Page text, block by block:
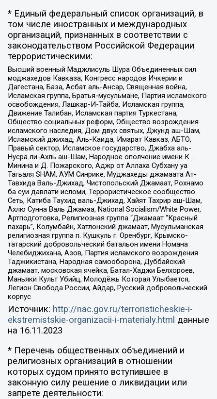
* Единый федеральный список организаций, в
том числе иностранных и международных
организаций, признанных в соответствии с
законодательством Российской Федерации
террористическими:
Высший военный Маджлисуль Шура Объединенных сил
моджахедов Кавказа, Конгресс народов Ичкерии и
Дагестана, База, Асбат аль-Ансар, Священная война,
Исламская группа, Братья-мусульмане, Партия исламского
освобождения, Лашкар-И-Тайба, Исламская группа,
Движение Талибан, Исламская партия Туркестана,
Общество социальных реформ, Общество возрождения
исламского наследия, Дом двух святых, Джунд аш-Шам,
Исламский джихад, Аль-Каида, Имарат Кавказ, АБТО,
Правый сектор, Исламское государство, Джабха аль-
Нусра ли-Ахль аш-Шам, Народное ополчение имени К.
Минина и Д. Пожарского, Аджр от Аллаха Субхану уа
Тагьаля SHAM, АУМ Синрике, Муджахеды джамаата Ат-
Тавхида Валь-Джихад, Чистопольский Джамаат, Рохнамо
ба суи давлати исломи, Террористическое сообщество
Сеть, Катиба Таухид валь-Джихад, Хайят Тахрир аш-Шам,
Ахлю Сунна Валь Джамаа, National Socialism/White Power,
Артподготовка, Религиозная группа “Джамаат “Красный
пахарь”, Колумбайн, Хатлонский джамаат, Мусульманская
религиозная группа п. Кушкуль г. Оренбург, Крымско-
татарский добровольческий батальон имени Номана
Челебиджихана, Азов, Партия исламского возрождения
Таджикистана, Народная самооборона, Дуббайский
джамаат, московская ячейка, Батал-Хаджи Белхороев,
Маньяки Культ Убийц, Молодёжь Которая Улыбается,
Легион Свобода России, Айдар, Русский добровольческий
корпус
Источник: http://nac.gov.ru/terroristicheskie-i-
ekstremistskie-organizacii-i-materialy.html данные
на 16.11.2023
* Перечень общественных объединений и
религиозных организаций в отношении
которых судом принято вступившее в
законную силу решение о ликвидации или
запрете деятельности: